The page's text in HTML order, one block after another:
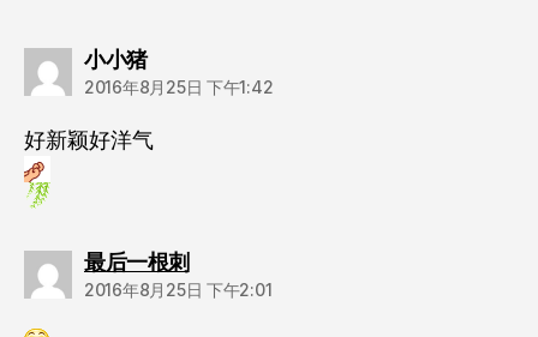
小小猪说：
2016年8月25日 下午1:42
好新颖好洋气
最后一根刺说：
2016年8月25日 下午2:01